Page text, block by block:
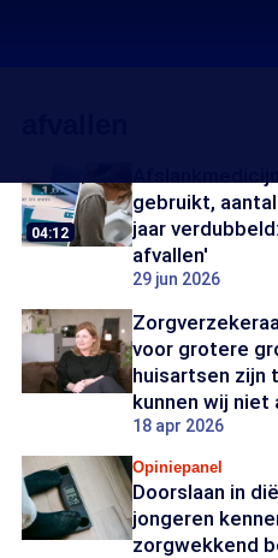
04:12
gebruikt,
jaar
afvallen'
29 jun 2026
voor grotere
huisartsen zijn
kunnen wij niet
18 apr 2026
Opiniepanel
Doorslaan in
jongeren
zorgwekkend